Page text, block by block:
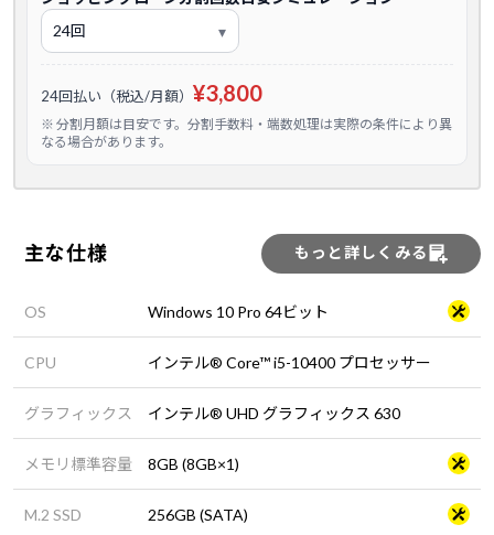
24回払い（税込/月額） ¥3,800
※ 分割月額は目安です。分割手数料・端数処理は実際の条件により異
なる場合があります。
主な仕様 もっと詳しくみる
OS Windows 10 Pro 64ビット
CPU インテル® Core™ i5-10400 プロセッサー
グラフィックス インテル® UHD グラフィックス 630
メモリ標準容量 8GB (8GB×1)
M.2 SSD 256GB (SATA)